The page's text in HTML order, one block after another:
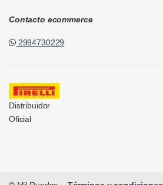
Contacto ecommerce
2994730229
Distribuidor
Oficial